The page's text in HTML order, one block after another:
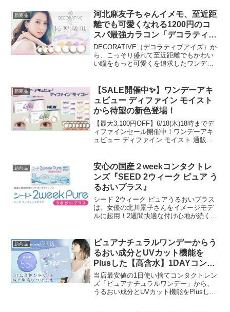
は、円柱度数(CYL)-0.75円、柱軸度
(AXIS...
新商品
河北麻友子ちゃんイメモ、至近距
離でも可愛くなれる1200円のコ
スパ最強カラコン「デコラティブ
アイズヴェール」新発売。
DECORATIVE（デコラティブアイズ）か
ら、こっそり盛れて至近距離でもかわい
い瞳をもっと可愛くを追求したワンデー
売！うまれつき黒目が大きいような透
明...
新商品
【SALE開催中✨】ワンデーアキ
ュビュー ディファイン モイスト
から待望の新色登場！
【最大3,100円OFF】6/18(木)18時までデ
ィファインセール開催中！ワンデーアキ
ュビュー ディファイン モイスト 通販は
ンが瞳本来の美しさを活かし、自然に
瞳...
新商品
安心の国産２weekコンタクトレ
ンズ『SEED 2ウィーク ピュア う
るおいプラス』
シード 2ウィーク ピュアうるおいプラス
は、女優の北川景子さんをイメージモデ
ルに起用！2週間快適な付け心地が続く、
ィーク ピュア うるおいプラスSEED 2ウ
ィ...
新商品
ピュアナチュラルワンデーからう
るおい成分とUVカット機能を
Plusした【高含水】1DAYコンタ
クトレンズ「ピュアナチュラル
PLUS 55%」新発売！
当店最安値の1日使い捨てコンタクトレン
ズ「ピュアナチュラルワンデー」から、
うるおい成分とUVカット機能をPlusし